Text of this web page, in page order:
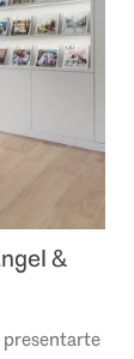
&
presentarte